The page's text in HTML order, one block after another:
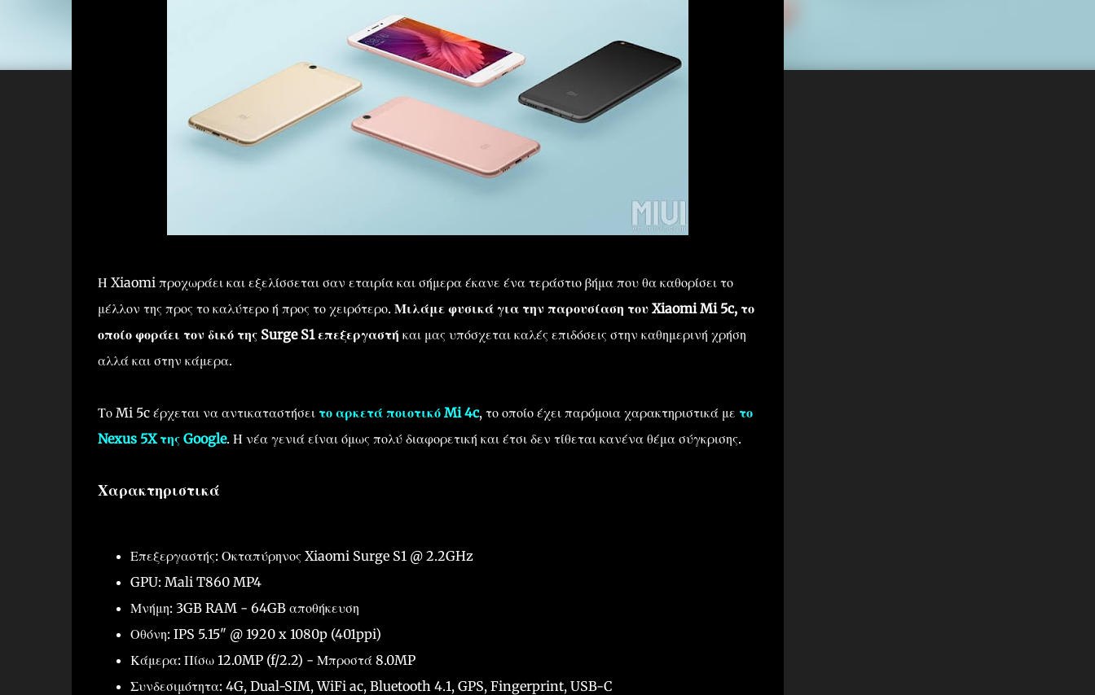
Η Xiaomi προχωράει και εξελίσσεται σαν εταιρία και σήμερα έκανε ένα τεράστιο βήμα που θα καθορίσει το
μέλλον της προς το καλύτερο ή προς το χειρότερο. Μιλάμε φυσικά για την παρουσίαση του Xiaomi Mi 5c, το
οποίο φοράει τον δικό της Surge S1 επεξεργαστή και μας υπόσχεται καλές επιδόσεις στην καθημερινή χρήση
αλλά και στην κάμερα.
Το Mi 5c έρχεται να αντικαταστήσει το αρκετά ποιοτικό Mi 4c, το οποίο έχει παρόμοια χαρακτηριστικά με το
Nexus 5X της Google. Η νέα γενιά είναι όμως πολύ διαφορετική και έτσι δεν τίθεται κανένα θέμα σύγκρισης.
Χαρακτηριστικά
Επεξεργαστής: Οκταπύρηνος Xiaomi Surge S1 @ 2.2GHz
GPU: Mali T860 MP4
Μνήμη: 3GB RAM - 64GB αποθήκευση
Οθόνη: IPS 5.15" @ 1920 x 1080p (401ppi)
Κάμερα: Πίσω 12.0MP (f/2.2) - Μπροστά 8.0MP
Συνδεσιμότητα: 4G, Dual-SIM, WiFi ac, Bluetooth 4.1, GPS, Fingerprint, USB-C